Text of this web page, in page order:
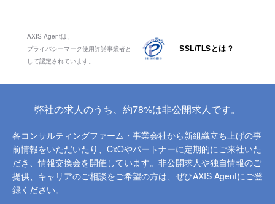
AXIS Agentは、
プライバシーマーク使用許諾事業者と
して認定されています。
SSL/TLSとは？
弊社の求人のうち、約78%は非公開求人です。
各コンサルティングファーム・事業会社から新組織立ち上げの事
前情報をいただいたり、 CxOやパートナーに定期的にご来社いた
だき、情報交換会を開催しています。 非公開求人や独自情報のご
提供、キャリアのご相談をご希望の方は、ぜひAXIS Agentにご登
録ください。